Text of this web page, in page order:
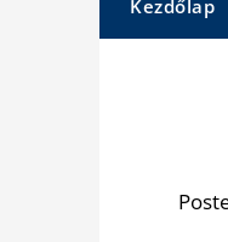
Kezdőlap